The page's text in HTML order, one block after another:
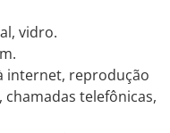
vidro.
internet, reprodução
telefônicas,